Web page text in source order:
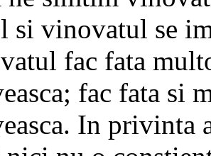
si vinovatul se
fac fata
fac fata si
In privinta